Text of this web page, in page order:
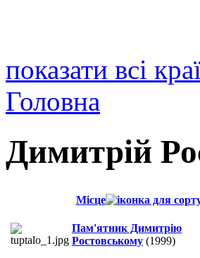
показати всі
Головна
Димитрій
Місце
Пам'ятник Димитрію
Ростовському (1999)